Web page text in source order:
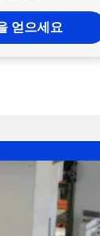
얻으세요